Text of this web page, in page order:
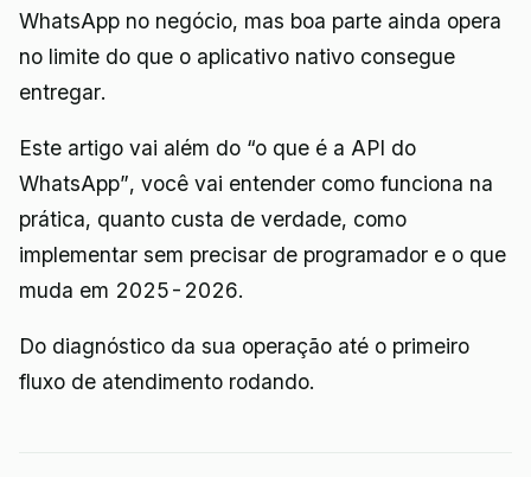
WhatsApp no negócio, mas boa parte ainda opera
no limite do que o aplicativo nativo consegue
entregar.
Este artigo vai além do “o que é a API do
WhatsApp”, você vai entender como funciona na
prática, quanto custa de verdade, como
implementar sem precisar de programador e o que
muda em 2025-2026.
Do diagnóstico da sua operação até o primeiro
fluxo de atendimento rodando.